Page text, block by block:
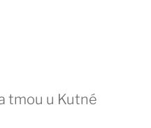
tmou u Kutné